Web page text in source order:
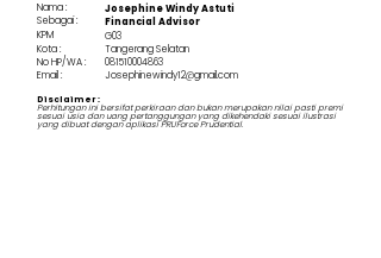
Nama :
Josephine Windy Astuti
Sebagai :
Financial Advisor
KPM
G03
Tangerang Selatan
Kota :
081510004863
No HP/WA :
Email :
Josephinewindy12@gmail.com
Disclaimer :
Perhitungan ini bersifat perkiraan dan bukan merupakan nilai pasti premi
sesuai usia dan uang pertanggungan yang dikehendaki sesuai ilustrasi
yang dibuat dengan aplikasi PRUForce Prudential.